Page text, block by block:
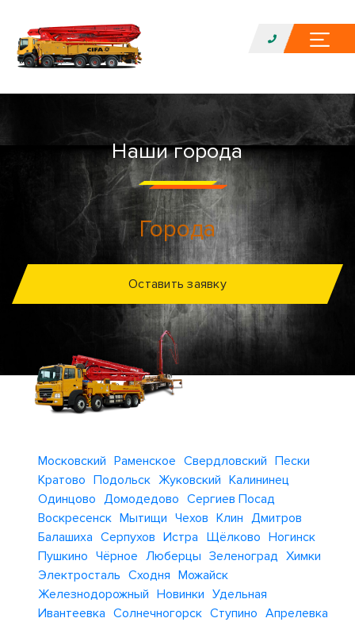
Наши города
Города
Оставить заявку
Московский Раменское Свердловский Пески
Кратово Подольск Жуковский Калининец
Одинцово Домодедово Сергиев Посад
Воскресенск Мытищи Чехов Клин Дмитров
Балашиха Серпухов Истра Щёлково Ногинск
Пушкино Чёрное Люберцы Зеленоград Химки
Электросталь Сходня Можайск
Железнодорожный Новинки Удельная
Ивантеевка Солнечногорск Ступино Апрелевка